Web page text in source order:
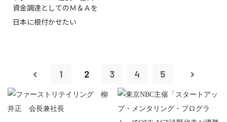
一
資金調達としてのＭ＆Ａを
日本に根付かせたい
1 2 3 4 5